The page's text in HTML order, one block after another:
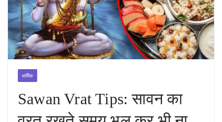
धार्मिक
Sawan Vrat Tips: सावन का